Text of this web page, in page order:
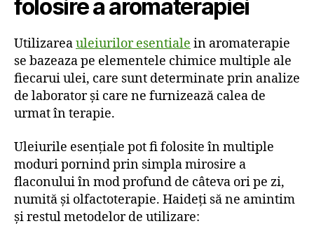
folosire a aromaterapiei
Utilizareauleiurilor esentiale in aromaterapie
se bazeaza pe elementele chimice multiple ale
fiecarui ulei, care sunt determinate prin analize
de laborator și care ne furnizează calea de
urmat în terapie.
Uleiurile esențiale pot fi folosite în multiple
moduri pornind prin simpla mirosire a
flaconului în mod profund de câteva ori pe zi,
numită și olfactoterapie. Haideți să ne amintim
și restul metodelor de utilizare: